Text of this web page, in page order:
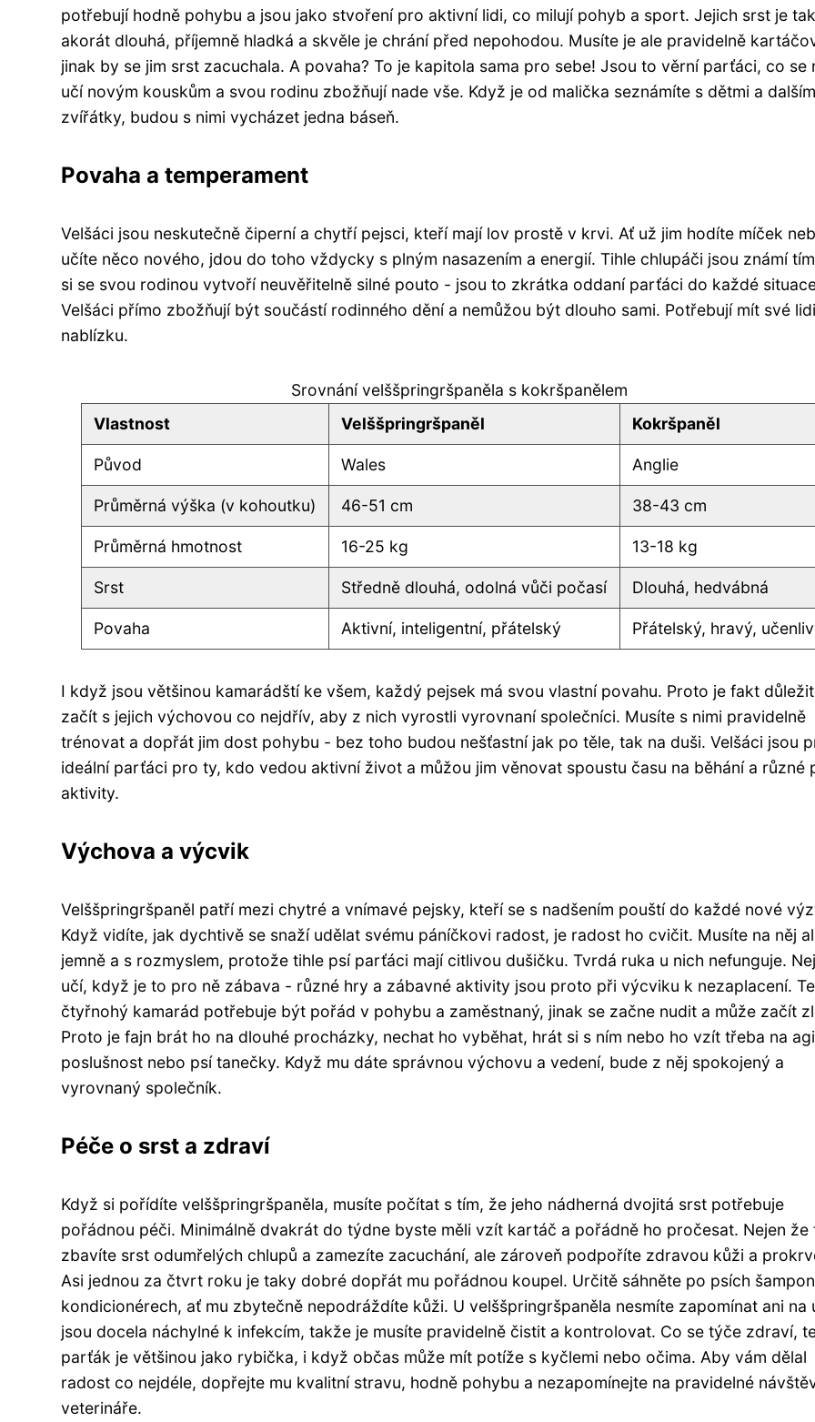
potřebují hodně pohybu a jsou jako stvoření pro aktivní lidi, co milují pohyb a sport. Jejich srst je tak
akorát dlouhá, příjemně hladká a skvěle je chrání před nepohodou. Musíte je ale pravidelně
jinak by se jim srst zacuchala. A povaha? To je kapitola sama pro sebe! Jsou to věrní parťáci, co se
učí novým kouskům a svou rodinu zbožňují nade vše. Když je od malička seznámíte s dětmi a
zvířátky, budou s nimi vycházet jedna báseň.
Povaha a temperament
Velšáci jsou neskutečně čiperní a chytří pejsci, kteří mají lov prostě v krvi. Ať už jim hodíte míček
učíte něco nového, jdou do toho vždycky s plným nasazením a energií. Tihle chlupáči jsou známí
si se svou rodinou vytvoří neuvěřitelně silné pouto - jsou to zkrátka oddaní parťáci do každé
Velšáci přímo zbožňují být součástí rodinného dění a nemůžou být dlouho sami. Potřebují mít své lidi
nablízku.
Srovnání velššpringršpaněla s kokršpanělem
Vlastnost
Velššpringršpaněl Kokršpaněl
Původ Wales Anglie
Průměrná výška (v kohoutku) 46-51 cm 38-43 cm
Průměrná hmotnost 16-25 kg 13-18 kg
Srst Středně dlouhá, odolná vůči počasí Dlouhá, hedvábná
Povaha Aktivní, inteligentní, přátelský Přátelský, hravý,
I když jsou většinou kamarádští ke všem, každý pejsek má svou vlastní povahu. Proto je fakt
začít s jejich výchovou co nejdřív, aby z nich vyrostli vyrovnaní společníci. Musíte s nimi pravidelně
trénovat a dopřát jim dost pohybu - bez toho budou nešťastní jak po těle, tak na duši. Velšáci jsou
ideální parťáci pro ty, kdo vedou aktivní život a můžou jim věnovat spoustu času na běhání a různé
aktivity.
Výchova a výcvik
Velššpringršpaněl patří mezi chytré a vnímavé pejsky, kteří se s nadšením pouští do každé nové
Když vidíte, jak dychtivě se snaží udělat svému páníčkovi radost, je radost ho cvičit. Musíte na něj
jemně a s rozmyslem, protože tihle psí parťáci mají citlivou dušičku. Tvrdá ruka u nich nefunguje.
učí, když je to pro ně zábava - různé hry a zábavné aktivity jsou proto při výcviku k nezaplacení.
čtyřnohý kamarád potřebuje být pořád v pohybu a zaměstnaný, jinak se začne nudit a může začít
Proto je fajn brát ho na dlouhé procházky, nechat ho vyběhat, hrát si s ním nebo ho vzít třeba na
poslušnost nebo psí tanečky. Když mu dáte správnou výchovu a vedení, bude z něj spokojený a
vyrovnaný společník.
Péče o srst a zdraví
Když si pořídíte velššpringršpaněla, musíte počítat s tím, že jeho nádherná dvojitá srst potřebuje
pořádnou péči. Minimálně dvakrát do týdne byste měli vzít kartáč a pořádně ho pročesat. Nejen že
zbavíte srst odumřelých chlupů a zamezíte zacuchání, ale zároveň podpoříte zdravou kůži a
Asi jednou za čtvrt roku je taky dobré dopřát mu pořádnou koupel. Určitě sáhněte po psích
kondicionérech, ať mu zbytečně nepodráždíte kůži. U velššpringršpaněla nesmíte zapomínat ani na
jsou docela náchylné k infekcím, takže je musíte pravidelně čistit a kontrolovat. Co se týče zdraví,
parťák je většinou jako rybička, i když občas může mít potíže s kyčlemi nebo očima. Aby vám dělal
radost co nejdéle, dopřejte mu kvalitní stravu, hodně pohybu a nezapomínejte na pravidelné
veterináře.